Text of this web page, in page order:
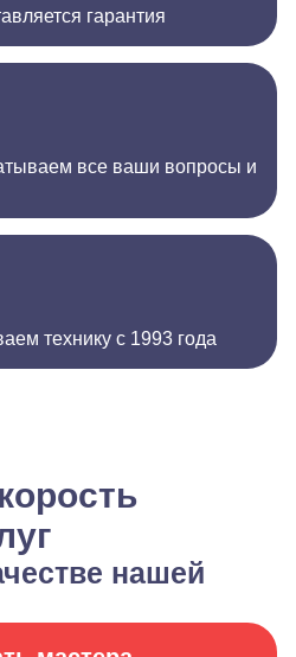
гарантия
все ваши вопросы и
технику с 1993 года
нашей